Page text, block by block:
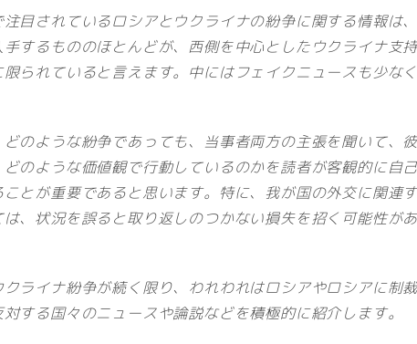
目されているロシアとウクライナの紛争に関する情報は、
するもののほとんどが、西側を中心としたウクライナ支
られていると言えます。中にはフェイクニュースも少なく
どのような紛争であっても、当事者両方の主張を聞いて、
どのような価値観で行動しているのかを読者が客観的に自己
とが重要であると思います。特に、我が国の外交に関連
は、状況を誤ると取り返しのつかない損失を招く可能性があ
クライナ紛争が続く限り、われわれはロシアやロシアに制裁
する国々のニュースや論説などを積極的に紹介します。